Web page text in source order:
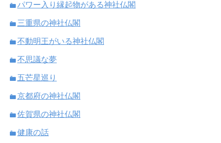
パワー入り縁起物がある神社仏閣
三重県の神社仏閣
不動明王がいる神社仏閣
不思議な夢
五芒星巡り
京都府の神社仏閣
佐賀県の神社仏閣
健康の話